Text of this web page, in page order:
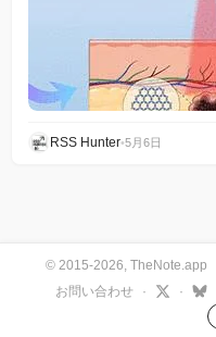
RSS Hunter•5月6日
© 2015-2026, TheNote.app
お問い合わせ
· ·